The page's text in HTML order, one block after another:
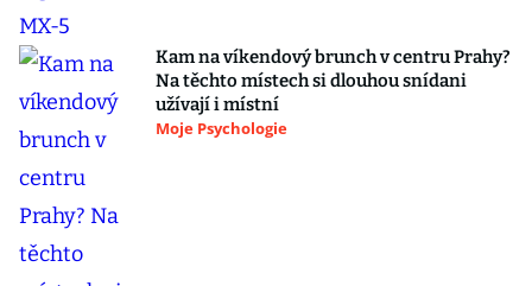
Kam na víkendový brunch v centru Prahy?
Na těchto místech si dlouhou snídani
užívají i místní
Moje Psychologie